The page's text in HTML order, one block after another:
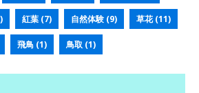
紅葉 (7) 自然体験 (9) 草花(11)
飛鳥 (1) 鳥取 (1)